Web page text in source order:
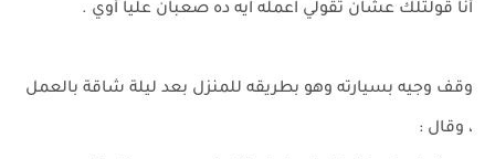
أنا قولتلك عشان تقولي اعمله ايه ده صعبان عليا أوي .
وقف وجيه بسيارته وهو بطريقه للمنزل بعد ليلة شاقة بالعمل
، وقال :